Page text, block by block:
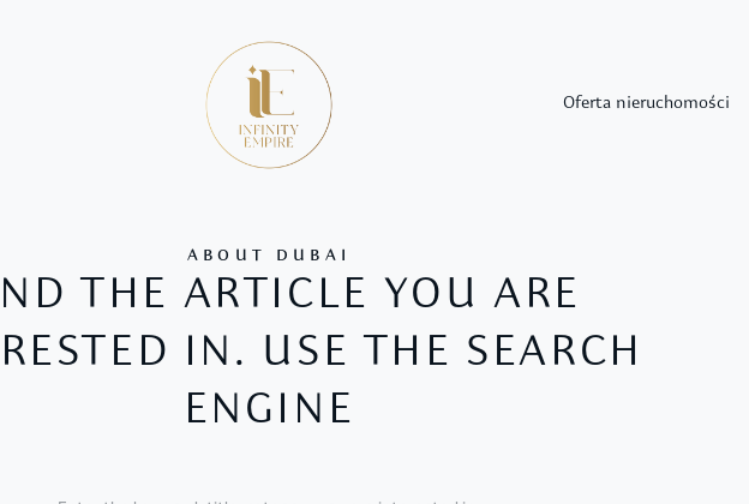
Oferta nieruchomości
ABOUT DUBAI
THE ARTICLE YOU ARE
IN. USE THE SEARCH
ENGINE